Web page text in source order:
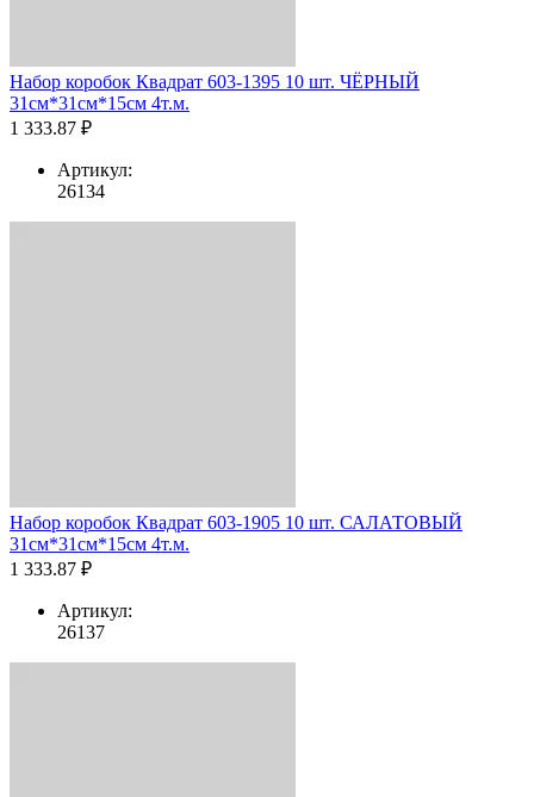
Набор коробок Квадрат 603-1395 10 шт. ЧЁРНЫЙ
31см*31см*15см 4т.м.
1 333.87 ₽
Артикул:
26134
Набор коробок Квадрат 603-1905 10 шт. САЛАТОВЫЙ
31см*31см*15см 4т.м.
1 333.87 ₽
Артикул:
26137